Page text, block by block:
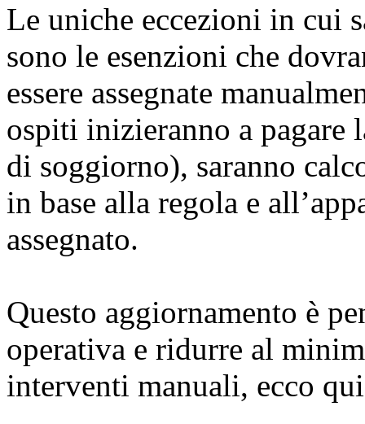
Le uniche eccezioni in cui
sono le esenzioni che
essere assegnate
ospiti inizieranno a pagare
di soggiorno), saranno
in base alla regola e
assegnato.
Questo aggiornamento è
operativa e ridurre al
interventi manuali, ecco